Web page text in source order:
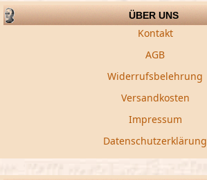
ÜBER UNS
Kontakt
AGB
Widerrufsbelehrung
Versandkosten
Impressum
Datenschutzerklärung